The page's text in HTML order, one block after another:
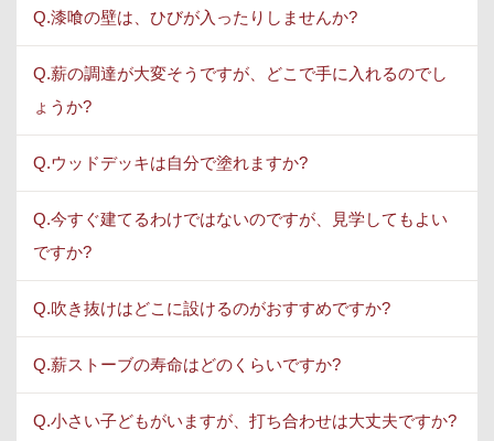
Q.漆喰の壁は、ひびが入ったりしませんか?
Q.薪の調達が大変そうですが、どこで手に入れるのでし
ょうか?
Q.ウッドデッキは自分で塗れますか?
Q.今すぐ建てるわけではないのですが、見学してもよい
ですか?
Q.吹き抜けはどこに設けるのがおすすめですか?
Q.薪ストーブの寿命はどのくらいですか?
Q.小さい子どもがいますが、打ち合わせは大丈夫ですか?